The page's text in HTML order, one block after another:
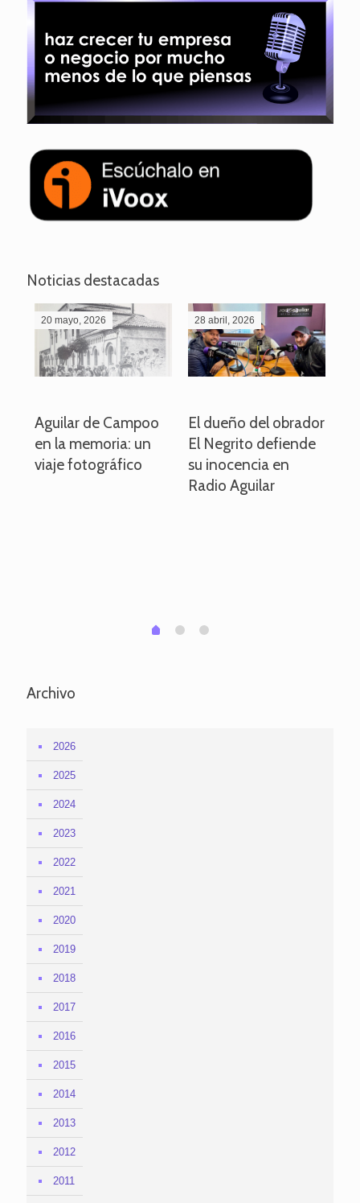
Noticias destacadas
20 mayo, 2026
Aguilar de Campoo
en la memoria: un
viaje fotográfico
28 abril, 2026
El dueño del obrador
El Negrito defiende
su inocencia en
Radio Aguilar
0 1 2
Archivo
2026
2025
2024
2023
2022
2021
2020
2019
2018
2017
2016
2015
2014
2013
2012
2011